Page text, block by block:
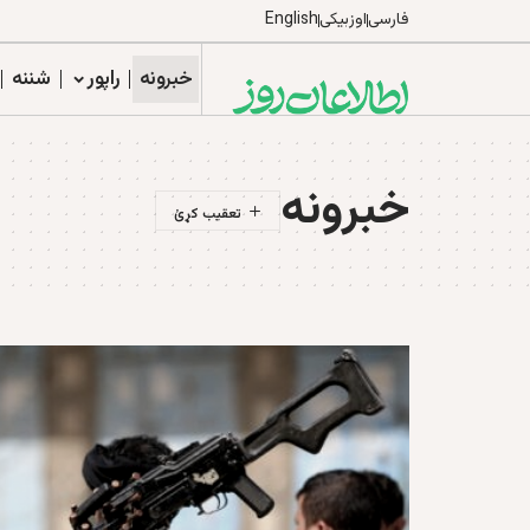
فارسیاوزبیکیEnglish
خبرونه راپور شننه
خبرونه